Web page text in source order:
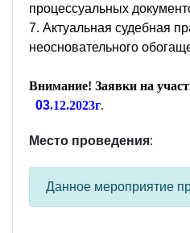
процессуальных
7. Актуальная судебная
неосновательного
Внимание! Заявки на
03.12.2023г.
Место проведения:
Данное мероприятие